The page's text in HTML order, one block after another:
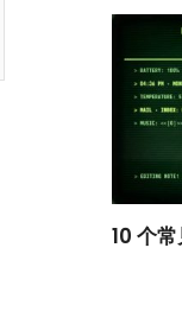
10 个